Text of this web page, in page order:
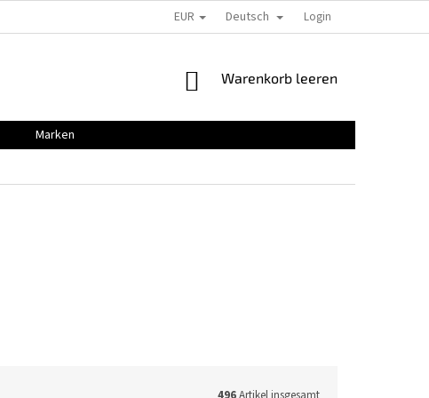
EUR Deutsch Login
WARENKORB
Warenkorb leeren
Marken